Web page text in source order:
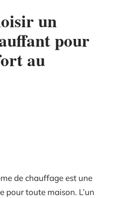
un
pour
au
de chauffage est une
pour toute maison. L’un